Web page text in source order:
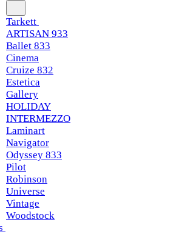
Tarkett
ARTISAN 933
Ballet 833
Cinema
Cruize 832
Estetica
Gallery
HOLIDAY
INTERMEZZO
Laminart
Navigator
Odyssey 833
Pilot
Robinson
Universe
Vintage
Woodstock